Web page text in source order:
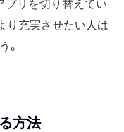
プリを切り替えてい
り充実させたい人は
。
方法